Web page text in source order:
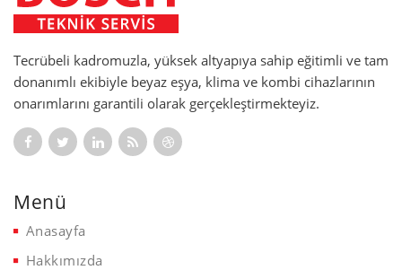
Tecrübeli kadromuzla, yüksek altyapıya sahip eğitimli ve tam
donanımlı ekibiyle beyaz eşya, klima ve kombi cihazlarının
onarımlarını garantili olarak gerçekleştirmekteyiz.
Menü
Anasayfa
Hakkımızda